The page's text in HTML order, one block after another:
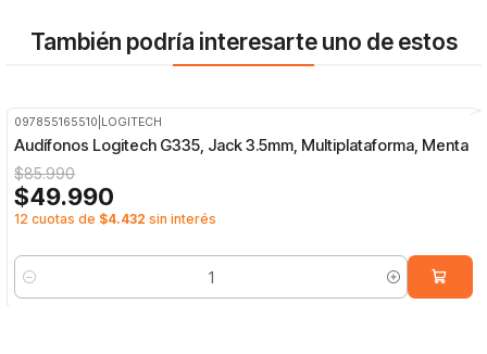
También podría interesarte uno de estos
097855165510 LOGITECH
Audífonos Logitech G335, Jack 3.5mm, Multiplataforma, Menta
$85.990
$49.990
12 cuotas de $4.432 sin interés
Cantidad